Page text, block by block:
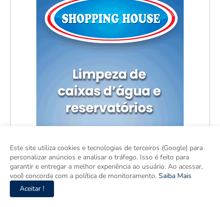
Este site utiliza cookies e tecnologias de terceiros (Google) para
personalizar anúncios e analisar o tráfego. Isso é feito para
garantir e entregar a melhor experiência ao usuário. Ao acessar,
você concorda com a política de monitoramento. Saiba Mais
Aceitar !